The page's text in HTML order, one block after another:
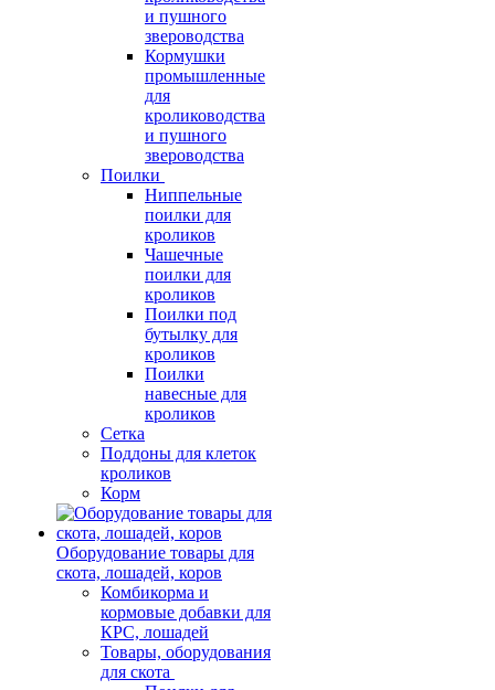
и пушного
звероводства
Кормушки
промышленные
для
кролиководства
и пушного
звероводства
Поилки
Ниппельные
поилки для
кроликов
Чашечные
поилки для
кроликов
Поилки под
бутылку для
кроликов
Поилки
навесные для
кроликов
Сетка
Поддоны для клеток
кроликов
Корм
Оборудование товары для
скота, лошадей, коров
Комбикорма и
кормовые добавки для
КРС, лошадей
Товары, оборудования
для скота